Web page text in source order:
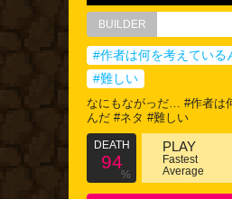
BUILDER
#作者は何を考えている
#難しい
なにもながっだ… #作者は
んだ #ネタ #難しい
DEATH
94
%
PLAY
Fastest
Average